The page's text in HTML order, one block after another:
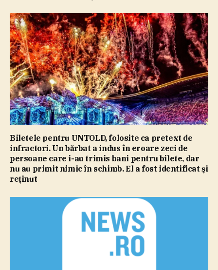
Biletele pentru UNTOLD, folosite ca pretext de
infractori. Un bărbat a indus în eroare zeci de
persoane care i-au trimis bani pentru bilete, dar
nu au primit nimic în schimb. El a fost identificat şi
reţinut